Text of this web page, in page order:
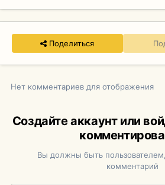
Поделиться
Нет комментариев для отображения
Создайте аккаунт или
Вы должны быть
комментарий